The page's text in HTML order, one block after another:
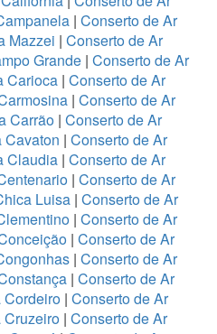
| Conserto de Ar
Mazzei | Conserto de Ar
Grande | Conserto de Ar
Carioca| Conserto de Ar
| Conserto de Ar
Carrão | Conserto de Ar
| Conserto de Ar
Claudia| Conserto de Ar
| Conserto de Ar
Luisa | Conserto de Ar
| Conserto de Ar
| Conserto de Ar
| Conserto de Ar
| Conserto de Ar
| Conserto de Ar
| Conserto de Ar